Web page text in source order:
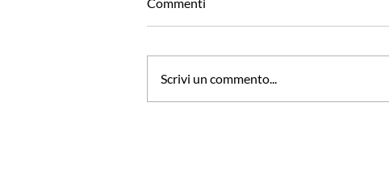
Commenti
Scrivi un commento...